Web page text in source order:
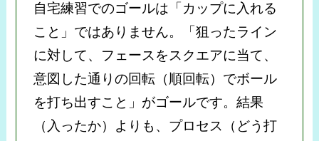
自宅練習でのゴールは「カップに入れる
こと」ではありません。「狙ったライン
に対して、フェースをスクエアに当て、
意図した通りの回転（順回転）でボール
を打ち出すこと」がゴールです。結果
（入ったか）よりも、プロセス（どう打